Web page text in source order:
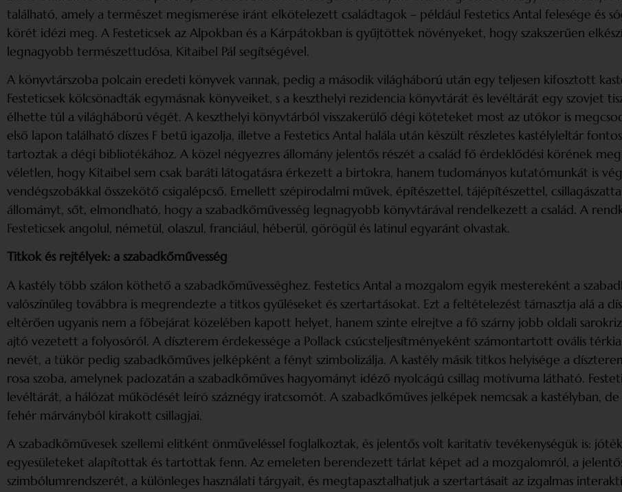
található, amely a természet megismerése iránt elkötelezett családtagok – például Festetics Antal felesége és
körét idézi meg. A Festeticsek az Alpokban és a Kárpátokban is gyűjtöttek növényeket, hogy szakszerűen
legnagyobb természettudósa, Kitaibel Pál segítségével.
A könyvtárszoba polcain eredeti könyvek vannak, pedig a második világháború után egy teljesen kifosztott
Festeticsek kölcsönadták egymásnak könyveiket, s a keszthelyi rezidencia könyvtárát és levéltárát egy szovjet
élhette túl a világháború végét. A keszthelyi könyvtárból vissza­kerülő dégi köteteket most az utókor is
első lapon található díszes F betű igazolja, illetve a Festetics Antal halála után készült részletes kastélyleltár
tartoztak a dégi bibliotékához. A közel négyezres állomány jelentős részét a család fő érdeklődési körének
véletlen, hogy Kitaibel sem csak baráti látogatásra érkezett a birtokra, hanem tudományos kutatómunkát is
vendégszobákkal összekötő csigalépcső. Emellett szépirodalmi művek, építészettel, tájépítészettel,
állományt, sőt, elmondható, hogy a szabadkőművesség legnagyobb könyvtárával rendelkezett a család. A
Festeticsek angolul, németül, olaszul, franciául, héberül, görögül és latinul egyaránt olvastak.
Titkok és rejtélyek: a szabadkőművesség
A kastély több szálon köthető a szabadkőművességhez. Festetics Antal a mozgalom egyik mestereként a
valószínűleg továbbra is megrendezte a titkos gyűléseket és szertartásokat. Ezt a feltételezést támasztja alá a
eltérően ugyanis nem a főbejárat közelében kapott helyet, hanem szinte elrejtve a fő szárny jobb oldali
ajtó vezetett a folyosóról. A díszterem érdekessége a Pollack csúcsteljesítményeként számontartott ovális
nevét, a tükör pedig szabadkőműves jelképként a fényt szimbolizálja. A kastély másik titkos helyisége a
rosa szoba, amelynek padozatán a szabadkőműves hagyományt idéző nyolcágú csillag motívuma látható.
levéltárát, a hálózat működését leíró száznégy iratcsomót. A szabad­kőműves jelképek nemcsak a kastélyban,
fehér márványból kirakott csillagjai.
A szabadkőművesek szellemi elitként önműveléssel foglalkoztak, és jelentős volt karitatív tevékenységük is:
egyesületeket alapítottak és tartottak fenn. Az emeleten berendezett tárlat képet ad a mozgalomról, a
szimbólumrendszerét, a különleges használati tárgyait, és megtapasztalhatjuk a szertartásait az izgalmas